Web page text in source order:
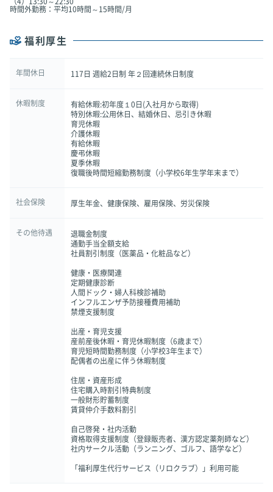
時間外勤務：平均10時間～15時間/月
福利厚生
年間休日 117日 週給2日制 年２回連続休日制度
休暇制度
有給休暇:初年度１0日(入社月から取得)
特別休暇:公用休日、結婚休日、忌引き休暇
育児休暇
介護休暇
有給休暇
慶弔休暇
夏季休暇
復職後時間短縮勤務制度（小学校6年生学年末まで）
社会保険 厚生年金、健康保険、雇用保険、労災保険
その他待遇
退職金制度
通勤手当全額支給
社員割引制度（医薬品・化粧品など）
健康・医療関連
定期健康診断
人間ドック・婦人科検診補助
インフルエンザ予防接種費用補助
禁煙支援制度
出産・育児支援
産前産後休暇・育児休暇制度（6歳まで）
育児短時間勤務制度（小学校3年生まで）
配偶者の出産に伴う休暇制度
住居・資産形成
住宅購入時割引特典制度
一般財形貯蓄制度
賃貸仲介手数料割引
自己啓発・社内活動
資格取得支援制度（登録販売者、漢方認定薬剤師など）
社内サークル活動（ランニング、ゴルフ、語学など）
「福利厚生代行サービス（リロクラブ）」利用可能